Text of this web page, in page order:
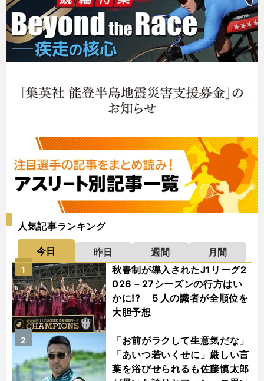
人気記事ランキング
今日 昨日 週間
月間
秋春制が導入されたJ1リーグ2
026－27シーズンの行方はい
かに!? ５人の識者が全順位を
大胆予想
1
「お前がラクして生意気だな」
「あいつ若いくせに」厳しい言
葉を浴びせられるも佐藤慎太郎
2